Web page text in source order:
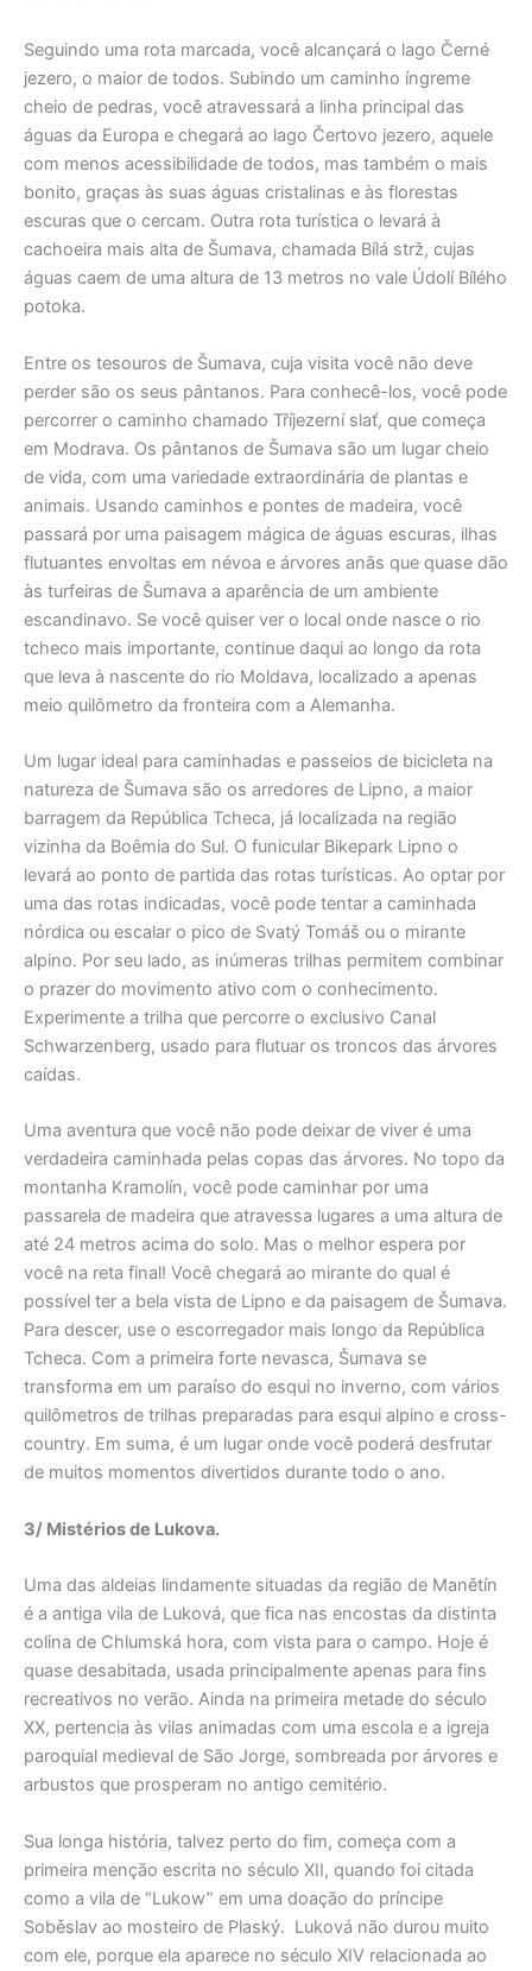
Seguindo uma rota marcada, você alcançará o lago Černé
jezero, o maior de todos. Subindo um caminho íngreme
cheio de pedras, você atravessará a linha principal das
águas da Europa e chegará ao lago Čertovo jezero, aquele
com menos acessibilidade de todos, mas também o mais
bonito, graças às suas águas cristalinas e às florestas
escuras que o cercam. Outra rota turística o levará à
cachoeira mais alta de Šumava, chamada Bílá strž, cujas
águas caem de uma altura de 13 metros no vale Údolí Bílého
potoka.
Entre os tesouros de Šumava, cuja visita você não deve
perder são os seus pântanos. Para conhecê-los, você pode
percorrer o caminho chamado Tříjezerní slať, que começa
em Modrava. Os pântanos de Šumava são um lugar cheio
de vida, com uma variedade extraordinária de plantas e
animais. Usando caminhos e pontes de madeira, você
passará por uma paisagem mágica de águas escuras, ilhas
flutuantes envoltas em névoa e árvores anãs que quase dão
às turfeiras de Šumava a aparência de um ambiente
escandinavo. Se você quiser ver o local onde nasce o rio
tcheco mais importante, continue daqui ao longo da rota
que leva à nascente do rio Moldava, localizado a apenas
meio quilômetro da fronteira com a Alemanha.
Um lugar ideal para caminhadas e passeios de bicicleta na
natureza de Šumava são os arredores de Lipno, a maior
barragem da República Tcheca, já localizada na região
vizinha da Boêmia do Sul. O funicular Bikepark Lipno o
levará ao ponto de partida das rotas turísticas. Ao optar por
uma das rotas indicadas, você pode tentar a caminhada
nórdica ou escalar o pico de Svatý Tomáš ou o mirante
alpino. Por seu lado, as inúmeras trilhas permitem combinar
o prazer do movimento ativo com o conhecimento.
Experimente a trilha que percorre o exclusivo Canal
Schwarzenberg, usado para flutuar os troncos das árvores
caídas.
Uma aventura que você não pode deixar de viver é uma
verdadeira caminhada pelas copas das árvores. No topo da
montanha Kramolín, você pode caminhar por uma
passarela de madeira que atravessa lugares a uma altura de
até 24 metros acima do solo. Mas o melhor espera por
você na reta final! Você chegará ao mirante do qual é
possível ter a bela vista de Lipno e da paisagem de Šumava.
Para descer, use o escorregador mais longo da República
Tcheca. Com a primeira forte nevasca, Šumava se
transforma em um paraíso do esqui no inverno, com vários
quilômetros de trilhas preparadas para esqui alpino e cross-
country. Em suma, é um lugar onde você poderá desfrutar
de muitos momentos divertidos durante todo o ano.
3/ Mistérios de Lukova.
Uma das aldeias lindamente situadas da região de Manětín
é a antiga vila de Luková, que fica nas encostas da distinta
colina de Chlumská hora, com vista para o campo. Hoje é
quase desabitada, usada principalmente apenas para fins
recreativos no verão. Ainda na primeira metade do século
XX, pertencia às vilas animadas com uma escola e a igreja
paroquial medieval de São Jorge, sombreada por árvores e
arbustos que prosperam no antigo cemitério.
Sua longa história, talvez perto do fim, começa com a
primeira menção escrita no século XII, quando foi citada
como a vila de “Lukow” em uma doação do príncipe
Soběslav ao mosteiro de Plaský. Luková não durou muito
com ele, porque ela aparece no século XIV relacionada ao